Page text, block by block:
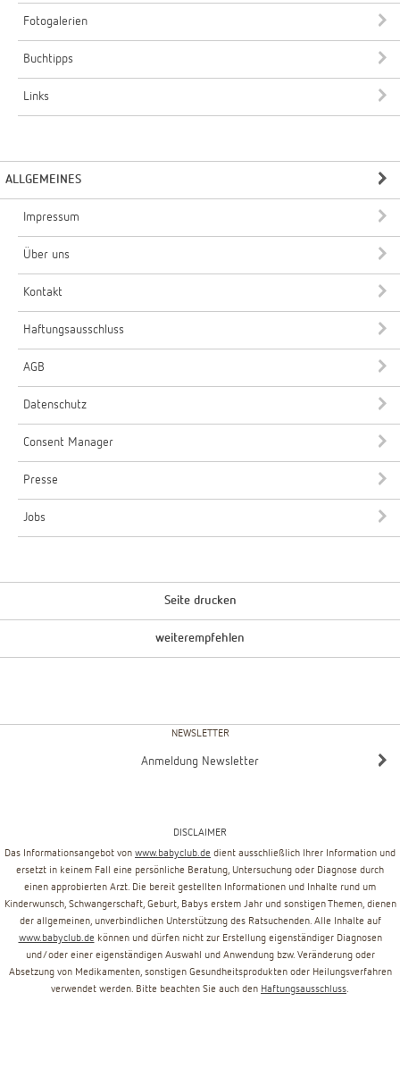
Fotogalerien
Buchtipps
Links
ALLGEMEINES
Impressum
Über uns
Kontakt
Haftungsausschluss
AGB
Datenschutz
Consent Manager
Presse
Jobs
Seite drucken
weiterempfehlen
NEWSLETTER
Anmeldung Newsletter
DISCLAIMER
Das Informationsangebot von www.babyclub.de dient ausschließlich Ihrer Information und
ersetzt in keinem Fall eine persönliche Beratung, Untersuchung oder Diagnose durch
einen approbierten Arzt. Die bereit gestellten Informationen und Inhalte rund um
Kinderwunsch, Schwangerschaft, Geburt, Babys erstem Jahr und sonstigen Themen, dienen
der allgemeinen, unverbindlichen Unterstützung des Ratsuchenden. Alle Inhalte auf
www.babyclub.de können und dürfen nicht zur Erstellung eigenständiger Diagnosen
und/oder einer eigenständigen Auswahl und Anwendung bzw. Veränderung oder
Absetzung von Medikamenten, sonstigen Gesundheitsprodukten oder Heilungsverfahren
verwendet werden. Bitte beachten Sie auch den Haftungsausschluss.